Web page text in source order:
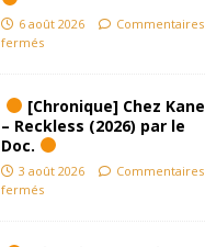
6 août 2026
Commentaires
fermés
[Chronique] Chez Kane
– Reckless (2026) par le
Doc.
3 août 2026
Commentaires
fermés